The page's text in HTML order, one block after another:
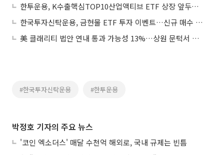
한투운용, K수출핵심TOP10산업액티브 ETF 상장 앞두고 유튜브 라이브
한국투자신탁운용, 금현물 ETF 투자 이벤트…신규 매수 고객 경품
美 클래리티 법안 연내 통과 가능성 13%…상원 문턱서 제동
#한국투자신탁운용 #한투운용
박정호 기자의 주요 뉴스
'코인 엑소더스' 매달 수천억 해외로, 국내 규제는 빈틈